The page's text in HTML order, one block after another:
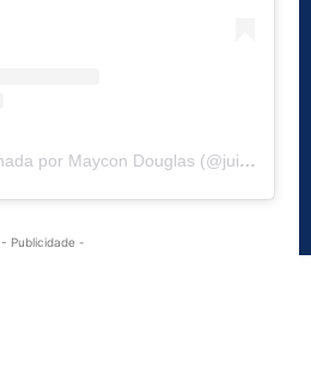
Uma publicação partilhada por Maycon Douglas (@juicyrasta)
- Publicidade -